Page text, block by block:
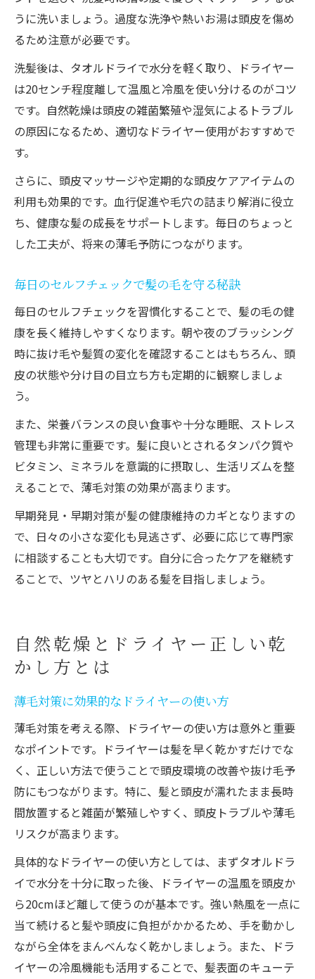
うに洗いましょう。過度な洗浄や熱いお湯は頭皮を傷め
るため注意が必要です。
洗髪後は、タオルドライで水分を軽く取り、ドライヤー
は20センチ程度離して温風と冷風を使い分けるのがコツ
です。自然乾燥は頭皮の雑菌繁殖や湿気によるトラブル
の原因になるため、適切なドライヤー使用がおすすめで
す。
さらに、頭皮マッサージや定期的な頭皮ケアアイテムの
利用も効果的です。血行促進や毛穴の詰まり解消に役立
ち、健康な髪の成長をサポートします。毎日のちょっと
した工夫が、将来の薄毛予防につながります。
毎日のセルフチェックで髪の毛を守る秘訣
毎日のセルフチェックを習慣化することで、髪の毛の健
康を長く維持しやすくなります。朝や夜のブラッシング
時に抜け毛や髪質の変化を確認することはもちろん、頭
皮の状態や分け目の目立ち方も定期的に観察しましょ
う。
また、栄養バランスの良い食事や十分な睡眠、ストレス
管理も非常に重要です。髪に良いとされるタンパク質や
ビタミン、ミネラルを意識的に摂取し、生活リズムを整
えることで、薄毛対策の効果が高まります。
早期発見・早期対策が髪の健康維持のカギとなりますの
で、日々の小さな変化も見逃さず、必要に応じて専門家
に相談することも大切です。自分に合ったケアを継続す
ることで、ツヤとハリのある髪を目指しましょう。
自然乾燥とドライヤー正しい乾
かし方とは
薄毛対策に効果的なドライヤーの使い方
薄毛対策を考える際、ドライヤーの使い方は意外と重要
なポイントです。ドライヤーは髪を早く乾かすだけでな
く、正しい方法で使うことで頭皮環境の改善や抜け毛予
防にもつながります。特に、髪と頭皮が濡れたまま長時
間放置すると雑菌が繁殖しやすく、頭皮トラブルや薄毛
リスクが高まります。
具体的なドライヤーの使い方としては、まずタオルドラ
イで水分を十分に取った後、ドライヤーの温風を頭皮か
ら20cmほど離して使うのが基本です。強い熱風を一点に
当て続けると髪や頭皮に負担がかかるため、手を動かし
ながら全体をまんべんなく乾かしましょう。また、ドラ
イヤーの冷風機能も活用することで、髪表面のキューテ